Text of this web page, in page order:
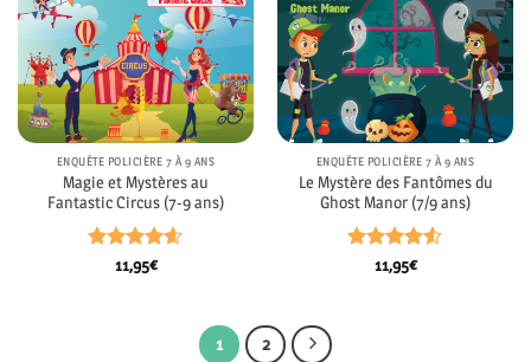
ENQUÊTE POLICIÈRE 7 À 9 ANS
Magie et Mystères au
Fantastic Circus (7-9 ans)
Note4.58
11,95€
ENQUÊTE POLICIÈRE 7 À 9 ANS
Le Mystère des Fantômes du
Ghost Manor (7/9 ans)
Note4.5
11,95€
1 2